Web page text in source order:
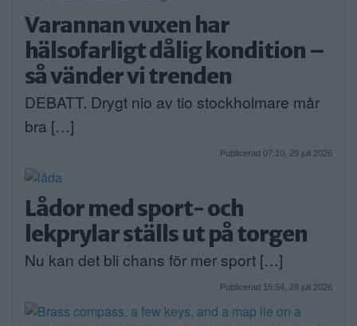
Varannan vuxen har
hälsofarligt dålig kondition –
så vänder vi trenden
DEBATT. Drygt nio av tio stockholmare mår
bra […]
Publicerad 07:10, 29 juli 2026
Lådor med sport- och
lekprylar ställs ut på torgen
Nu kan det bli chans för mer sport […]
Publicerad 15:54, 28 juli 2026